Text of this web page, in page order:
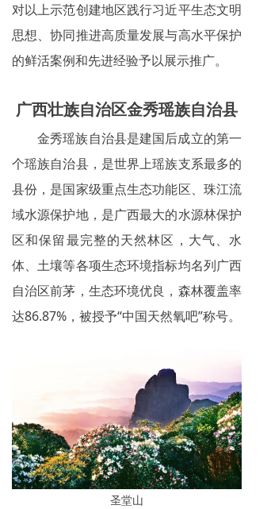
对以上示范创建地区践行习近平生态文明
思想、协同推进高质量发展与高水平保护
的鲜活案例和先进经验予以展示推广。
广西壮族自治区金秀瑶族自治县
金秀瑶族自治县是建国后成立的第一
个瑶族自治县，是世界上瑶族支系最多的
县份，是国家级重点生态功能区、珠江流
域水源保护地，是广西最大的水源林保护
区和保留最完整的天然林区，大气、水
体、土壤等各项生态环境指标均名列广西
自治区前茅，生态环境优良，森林覆盖率
达86.87%，被授予“中国天然氧吧”称号。
圣堂山